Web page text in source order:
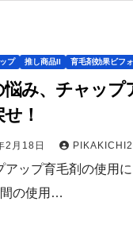
プ 推し商品II 育毛剤効果ビフ
悩み、チャップ
！
2月18日
アップ育毛剤の使用
の使用…